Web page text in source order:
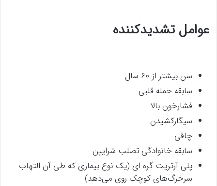
عوامل تشدیدکننده
سن بیشتر از ۶۰ سال
سابقه حمله قلبی
فشارخون بالا
سیگارکشیدن
چاقی
سابقه خانوادگی تصلب شرایین
پلی آرتریت گره ای (یک نوع بیماری که طی آن التهاب
سرخرگ‌های کوچک روی می‌دهد)